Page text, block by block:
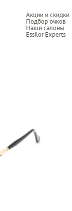
Акции и скидки
Подбор очков
Наши салоны
Essilor Experts